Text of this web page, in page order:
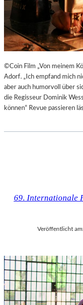
©Coin Film „Von meinem
Adorf. „Ich empfand mich
aber auch humorvoll über
die Regisseur Dominik
können“ Revue passieren
69. Internationale
Veröffentlicht